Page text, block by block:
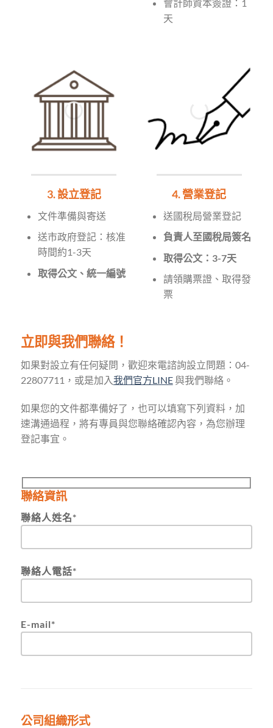
會計師資本簽證：1
天
3. 設立登記
文件準備與寄送
送市政府登記：核准
時間約1-3天
取得公文、統一編號
4. 營業登記
送國稅局營業登記
負責人至國稅局簽名
取得公文：3-7天
請領購票證、取得發
票
立即與我們聯絡！
如果對設立有任何疑問，歡迎來電諮詢設立問題：04-
22807711，或是加入我們官方LINE與我們聯絡。
如果您的文件都準備好了，也可以填寫下列資料，加
速溝通過程，將有專員與您聯絡確認內容，為您辦理
登記事宜。
聯絡資訊
聯絡人姓名*
聯絡人電話*
E-mail*
公司組織形式